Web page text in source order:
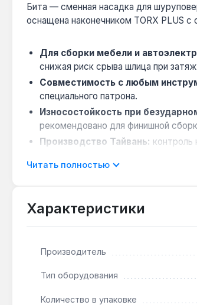
Бита — сменная насадка для
оснащена наконечником TORX PLUS
Для сборки мебели и
снижая риск срыва шлица при
Совместимость с любым
специального патрона.
Износостойкость при
рекомендовано для финишной
Производство Тайвань: контроль
Компактная длина 25 мм:
Бита Force TS15 применяется для
исключает повреждение хрупких
Подходит ли для крепежа Torx
Да — наконечник IPR15 точно
Читать полностью
Характеристики
Производитель
Тип оборудования
Количество в упаковке